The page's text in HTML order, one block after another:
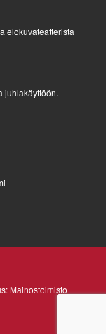
elokuvateatterista
juhlakäyttöön.
Mainostoimisto